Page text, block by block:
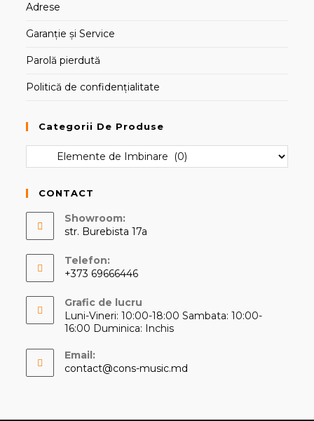
Adrese
Garanție și Service
Parolă pierdută
Politică de confidențialitate
Categorii De Produse
CONTACT
Showroom:
str. Burebista 17a
Telefon:
+373 69666446
in
your
Grafic de lucru
Luni-Vineri: 10:00-18:00 Sambata: 10:00-
16:00 Duminica: Inchis
Email:
contact@cons-music.md